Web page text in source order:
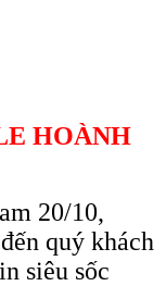
HOÀNH
20/10,
quý khách
siêu sốc